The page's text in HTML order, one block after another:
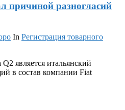
причиной разногласий
In Регистрация товарного
является итальянский
в состав компании Fiat